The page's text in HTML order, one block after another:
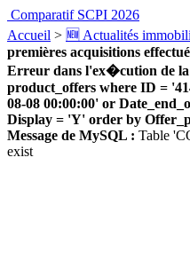
Comparatif SCPI 2026
Accueil > 🆕 Actualités
premières acquisitions
Erreur dans l'ex�cution de
product_offers where ID =
08-08 00:00:00' or
Display = 'Y' order by
Message de MySQL : Table
exist